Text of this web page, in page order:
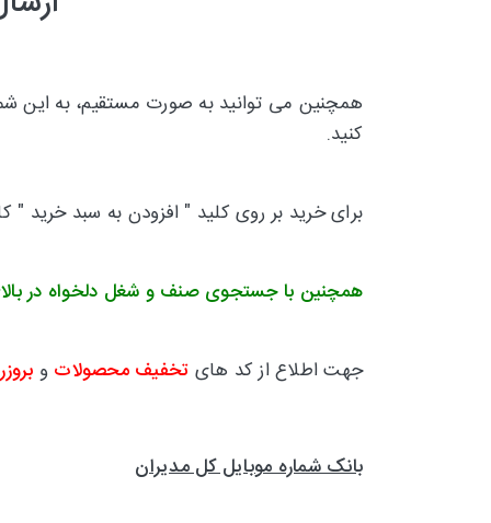
همچنین می توانید به صورت مستقیم، به این
کنید.
برای خرید بر روی کلید " افزودن به سبد خرید "
همچنین با جستجوی صنف و شغل دلخواه در
جهت اطلاع از کد های تخفیف محصولات و
بانک شماره موبایل کل مدیران